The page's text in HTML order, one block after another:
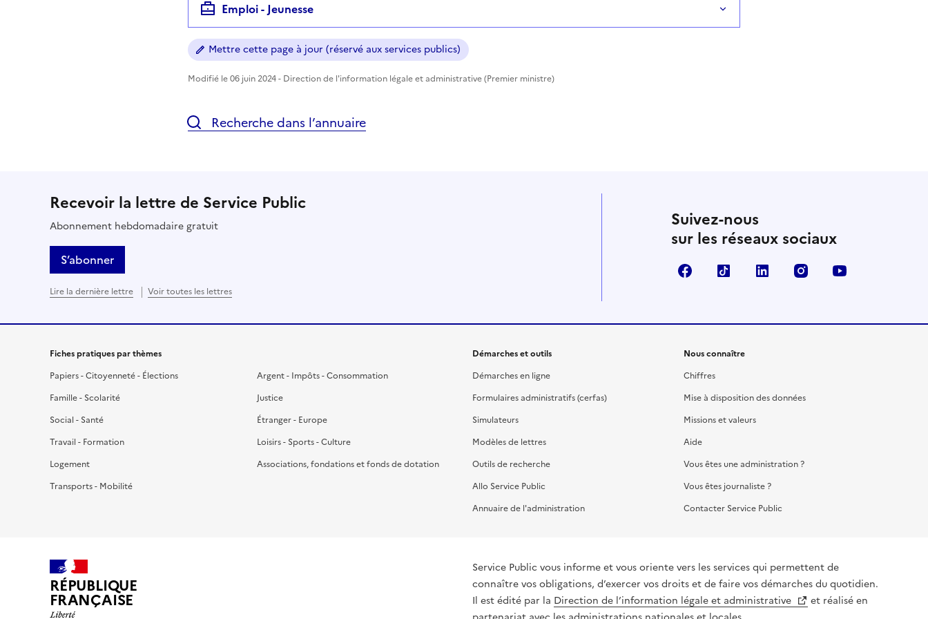
Emploi - Jeunesse
Mettre cette page à jour (réservé aux services publics)
Modifié le 06 juin 2024 - Direction de l'information légale et administrative (Premier ministre)
Recherche dans l’annuaire
Recevoir la lettre de Service Public
Abonnement hebdomadaire gratuit
S’abonner
Lire la dernière lettre Voir toutes les lettres
Suivez-nous
sur les réseaux sociaux
FacebookTikTok LinkedIn Instagram
Fiches pratiques par thèmes
Papiers - Citoyenneté - Élections
Famille - Scolarité
Social - Santé
Travail - Formation
Logement
Transports - Mobilité
Argent - Impôts - Consommation
Justice
Étranger - Europe
Loisirs - Sports - Culture
Associations, fondations et fonds de dotation
Démarches et outils
Démarches en ligne
Formulaires administratifs (cerfas)
Simulateurs
Modèles de lettres
Outils de recherche
Allo Service Public
Annuaire de l'administration
Nous connaître
Chiffres
Mise à disposition des données
Missions et valeurs
Aide
Vous êtes une administration ?
Vous êtes journaliste ?
Contacter Service Public
RÉPUBLIQUE
FRANÇAISE
Service Public vous informe et vous oriente vers les services qui permettent de
connaître vos obligations, d’exercer vos droits et de faire vos démarches du quotidien.
Il est édité par la Direction de l’information légale et administrative
et réalisé en